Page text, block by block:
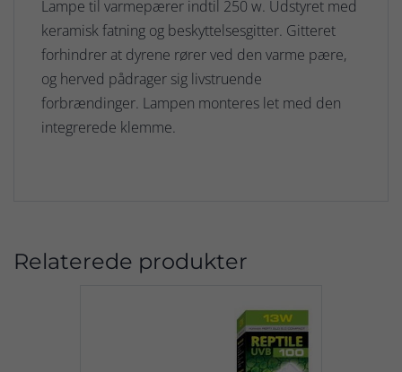
Lampe til varmepærer indtil 250 w. Udstyret med
keramisk fatning og beskyttelsesgitter. Gitteret
forhindrer at dyrene rører ved den varme pære,
og herved pådrager sig livstruende
forbrændinger. Lampen monteres let med den
integrerede klemme.
Relaterede produkter